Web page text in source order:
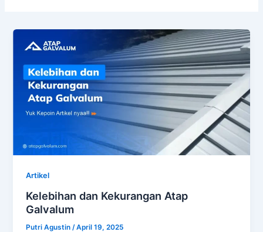
Artikel
Kelebihan dan Kekurangan Atap
Galvalum
Putri Agustin /April 19, 2025